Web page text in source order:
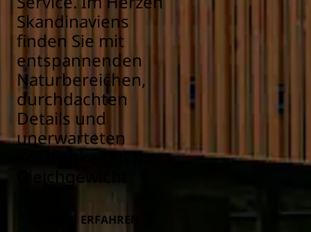
Skandinaviens
finden Sie mit
entspannenden
Naturbereichen,
durchdachten
Details und
unerwarteten
Köstlichkeiten Ihr
Gleichgewicht.
MEHR ERFAHREN